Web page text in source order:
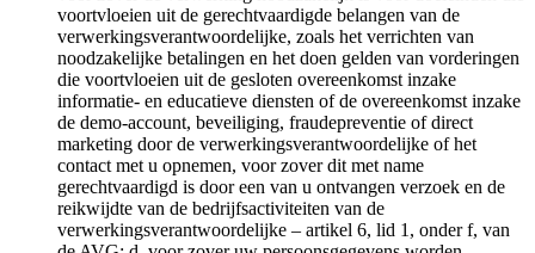
voortvloeien uit de gerechtvaardigde belangen van de
verwerkingsverantwoordelijke, zoals het verrichten van
noodzakelijke betalingen en het doen gelden van vorderingen
die voortvloeien uit de gesloten overeenkomst inzake
informatie- en educatieve diensten of de overeenkomst inzake
de demo-account, beveiliging, fraudepreventie of direct
marketing door de verwerkingsverantwoordelijke of het
contact met u opnemen, voor zover dit met name
gerechtvaardigd is door een van u ontvangen verzoek en de
reikwijdte van de bedrijfsactiviteiten van de
verwerkingsverantwoordelijke – artikel 6, lid 1, onder f, van